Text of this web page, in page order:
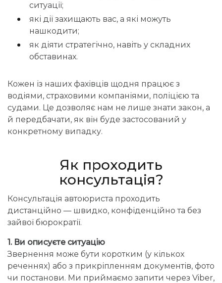
ситуації;
які дії захищають вас, а які можуть
нашкодити;
як діяти стратегічно, навіть у складних
обставинах.
Кожен із наших фахівців щодня працює з
водіями, страховими компаніями, поліцією та
судами. Це дозволяє нам не лише знати закон, а
й передбачати, як він буде застосований у
конкретному випадку.
Як проходить
консультація?
Консультація автоюриста проходить
дистанційно — швидко, конфіденційно та без
зайвої бюрократії.
1. Ви описуєте ситуацію
Звернення може бути коротким (у кількох
реченнях) або з прикріпленням документів, фото
чи постанови. Ми приймаємо запити через Viber,